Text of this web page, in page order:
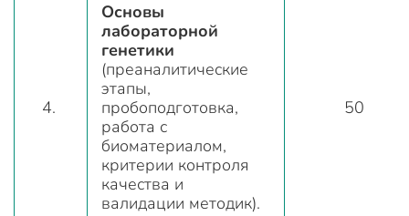
4.
Основы
лабораторной
генетики
(преаналитические
этапы,
пробоподготовка,
работа с
биоматериалом,
критерии контроля
качества и
валидации методик).
50